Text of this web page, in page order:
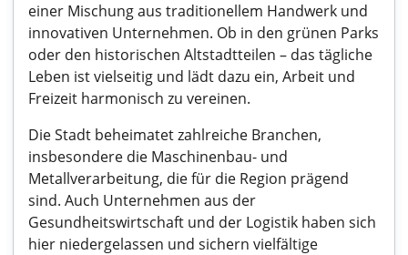
einer Mischung aus traditionellem Handwerk und
innovativen Unternehmen. Ob in den grünen Parks
oder den historischen Altstadtteilen – das tägliche
Leben ist vielseitig und lädt dazu ein, Arbeit und
Freizeit harmonisch zu vereinen.
Die Stadt beheimatet zahlreiche Branchen,
insbesondere die Maschinenbau- und
Metallverarbeitung, die für die Region prägend
sind. Auch Unternehmen aus der
Gesundheitswirtschaft und der Logistik haben sich
hier niedergelassen und sichern vielfältige